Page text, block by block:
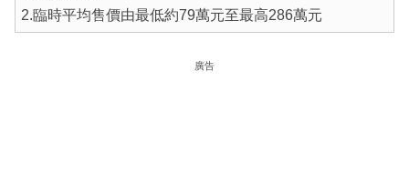
2.臨時平均售價由最低約79萬元至最高286萬元
廣告